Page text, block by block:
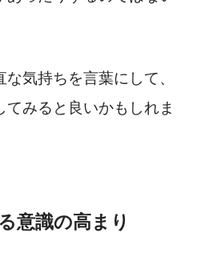
気持ちを言葉にして、
みると良いかもしれま
意識の高まり